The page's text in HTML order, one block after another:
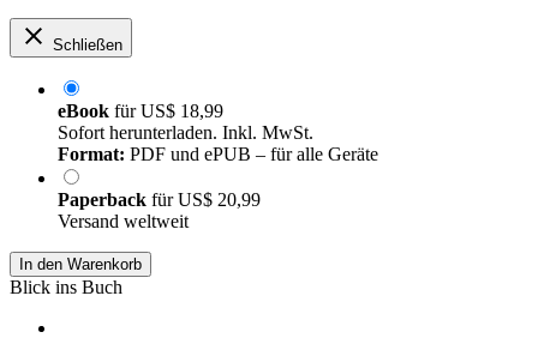
Schließen
eBook fürUS$ 18,99
Sofort herunterladen. Inkl. MwSt.
Format: PDF und ePUB – für alle Geräte
Paperback fürUS$ 20,99
Versand weltweit
In den Warenkorb
Blick ins Buch